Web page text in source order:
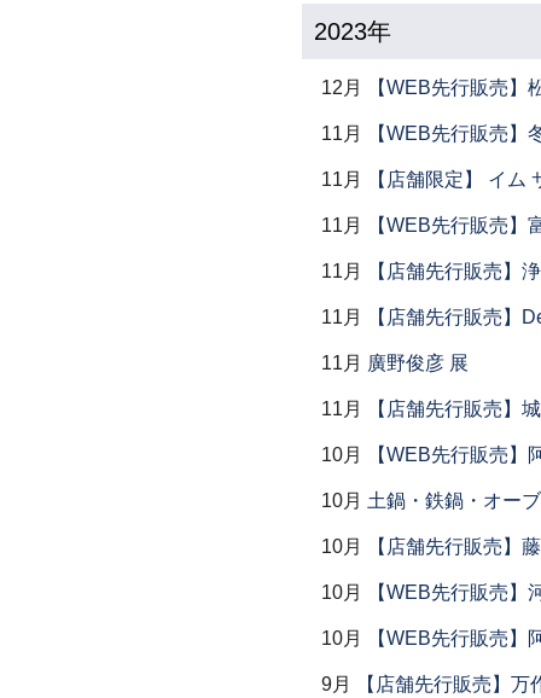
2023年
12月 【WEB先行販売】
11月 【WEB先行販売】
11月 【店舗限定】 イ
11月 【WEB先行販売】
11月 【店舗先行販売】
11月 【店舗先行販売】
11月 廣野俊彦 展
11月 【店舗先行販売】
10月 【WEB先行販売】
10月 土鍋・鉄鍋・オー
10月 【店舗先行販売】
10月 【WEB先行販売】
10月 【WEB先行販売】
9月 【店舗先行販売】万